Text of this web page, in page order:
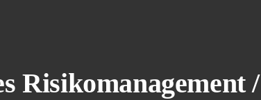
Risikomanagement /